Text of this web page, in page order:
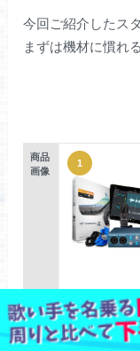
今回ご紹介したス
まずは機材に慣れ
商品
画像
商品
AudioBox iTwo